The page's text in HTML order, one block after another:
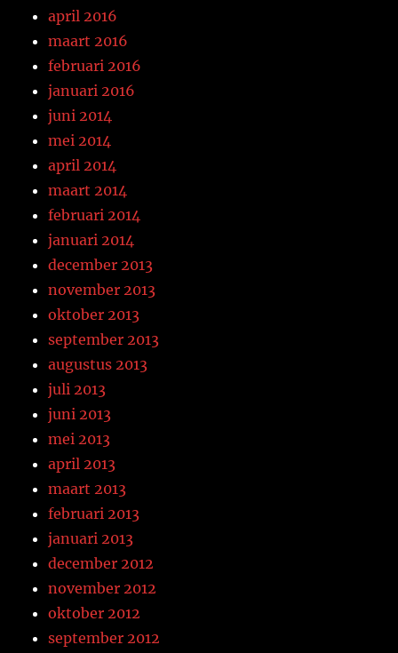
april 2016
maart 2016
februari 2016
januari 2016
juni 2014
mei 2014
april 2014
maart 2014
februari 2014
januari 2014
december 2013
november 2013
oktober 2013
september 2013
augustus 2013
juli 2013
juni 2013
mei 2013
april 2013
maart 2013
februari 2013
januari 2013
december 2012
november 2012
oktober 2012
september 2012